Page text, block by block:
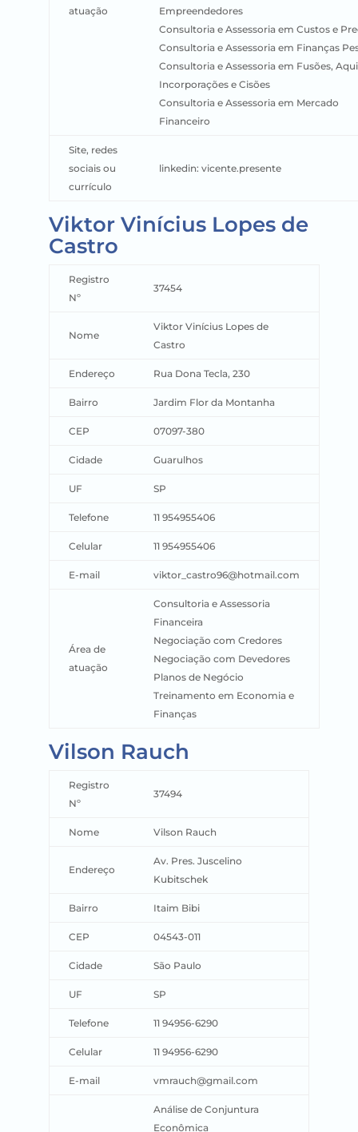
atuação
Empreendedores
Consultoria e Assessoria em Custos e
Consultoria e Assessoria em Finanças
Consultoria e Assessoria em Fusões,
Incorporações e Cisões
Consultoria e Assessoria em Mercado
Financeiro
Site, redes
sociais ou
currículo
linkedin: vicente.presente
Viktor Vinícius Lopes de
Castro
Registro
Nº
37454
Nome
Viktor Vinícius Lopes de
Castro
Endereço Rua Dona Tecla, 230
Bairro Jardim Flor da Montanha
CEP 07097-380
Cidade Guarulhos
UF SP
Telefone 11 954955406
Celular 11 954955406
E-mail viktor_castro96@hotmail.com
Área de
atuação
Consultoria e Assessoria
Financeira
Negociação com Credores
Negociação com Devedores
Planos de Negócio
Treinamento em Economia e
Finanças
Vilson Rauch
Registro
Nº
37494
Nome Vilson Rauch
Endereço
Av. Pres. Juscelino
Kubitschek
Bairro Itaim Bibi
CEP 04543-011
Cidade São Paulo
UF SP
Telefone 11 94956-6290
Celular 11 94956-6290
E-mail vmrauch@gmail.com
Análise de Conjuntura
Econômica